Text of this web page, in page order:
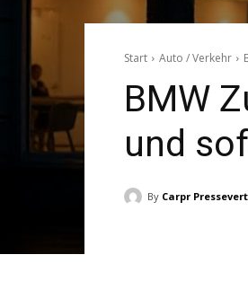
Start Auto / Verkehr
BMW
und
By Carpr